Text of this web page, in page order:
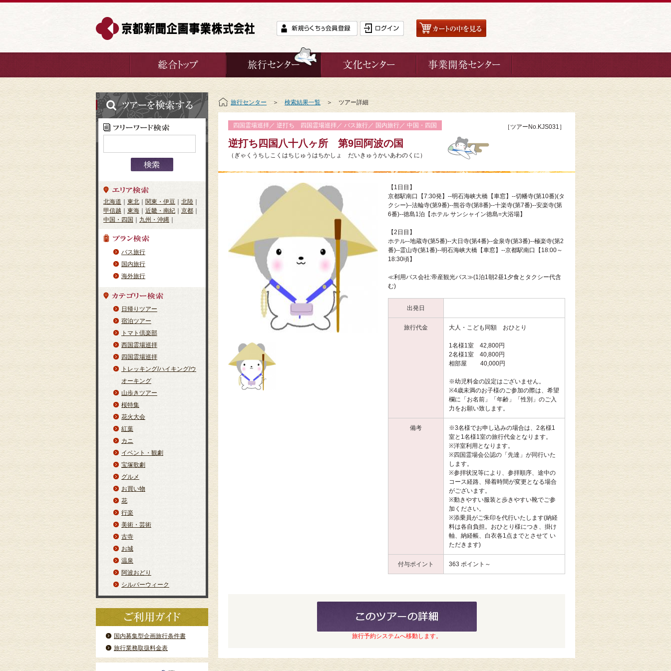
北海道 東北 関東・伊豆 北陸
甲信越
東海 近畿・南紀 京都
中国・四国
九州・沖縄
バス旅行
国内旅行
海外旅行
日帰りツアー
宿泊ツアー
トマト倶楽部
西国霊場巡拝
四国霊場巡拝
トレッキング/ハイキング/ウ
オーキング
山歩きツアー
桜特集
花火大会
紅葉
カニ
イベント・観劇
宝塚歌劇
グルメ
お買い物
花
行楽
美術・芸術
古寺
お城
温泉
阿波おどり
シルバーウィーク
国内募集型企画旅行条件書
旅行業務取扱料金表
旅行センター ＞ 検索結果一覧 ＞ ツアー詳細
四国霊場巡拝／ 逆打ち 四国霊場巡拝／ バス旅行／ 国内旅行／ 中国・四国
逆打ち四国八十八ヶ所 第9回阿波の国
（ぎゃくうちしこくはちじゅうはちかしょ だいきゅうかいあわのくに）
［ツアーNo.KJS031］
【1日目】
京都駅南口【7:30発】--明石海峡大橋【車窓】--切幡寺(第10番)(タ
クシー)--法輪寺(第9番)--熊谷寺(第8番)--十楽寺(第7番)--安楽寺(第
6番)--徳島1泊【ホテル サンシャイン徳島=大浴場】
【2日目】
ホテル--地蔵寺(第5番)--大日寺(第4番)--金泉寺(第3番)--極楽寺(第2
番)--霊山寺(第1番)--明石海峡大橋【車窓】--京都駅南口【18:00～
18:30頃】
≪利用バス会社:帝産観光バス≫(1泊1朝2昼1夕食とタクシー代含
む)
出発日
旅行代金 大人・こども同額 おひとり
1名様1室 42,800円
2名様1室 40,800円
相部屋 40,000円
※幼児料金の設定はございません。
※4歳未満のお子様のご参加の際は、希望
欄に「お名前」「年齢」「性別」のご入
力をお願い致します。
備考
※3名様でお申し込みの場合は、2名様1
室と1名様1室の旅行代金となります。
※洋室利用となります。
※四国霊場会公認の「先達」が同行いた
します。
※参拝状況等により、参拝順序、途中の
コース経路、帰着時間が変更となる場合
がございます。
※動きやすい服装と歩きやすい靴でご参
加ください。
※添乗員がご朱印を代行いたします(納経
料は各自負担。おひとり様につき、掛け
軸、納経帳、白衣各1点までとさせて い
ただきます)
付与ポイント 363 ポイント～
旅行予約システムへ移動します。